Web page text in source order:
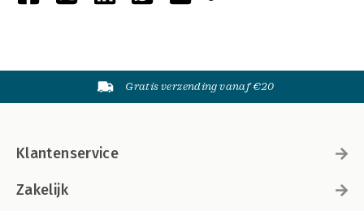
Gratis verzending vanaf €20
Klantenservice
Zakelijk